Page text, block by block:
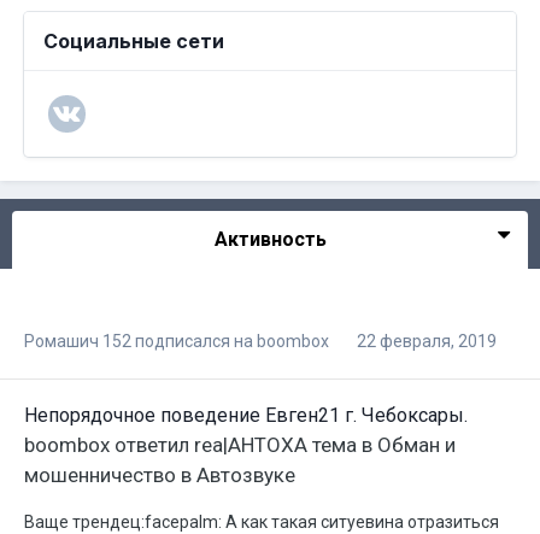
Социальные сети
Активность
Ромашич 152 подписался на boombox 22 февраля, 2019
Непорядочное поведение Евген21 г. Чебоксары.
boombox ответил rea|AHTOXA тема в Обман и
мошенничество в Автозвуке
Ваще трендец:facepalm: А как такая ситуевина отразиться